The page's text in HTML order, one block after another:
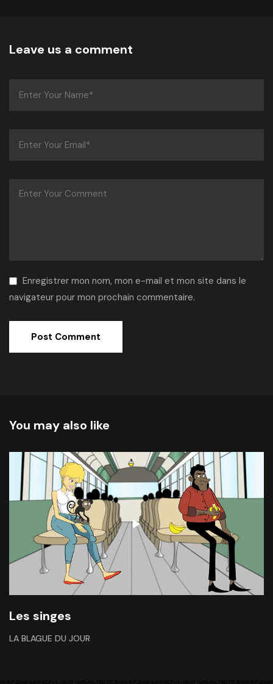
Leave us a comment
Enregistrer mon nom, mon e-mail et mon site dans le
navigateur pour mon prochain commentaire.
You may also like
Les singes
LA BLAGUE DU JOUR